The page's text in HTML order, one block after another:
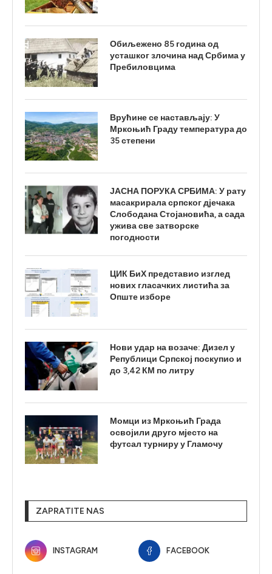
Обиљежено 85 година од
усташког злочина над Србима у
Пребиловцима
Врућине се настављају: У
Мркоњић Граду температура до
35 степени
ЈАСНА ПОРУКА СРБИМА: У рату
масакрирала српског дјечака
Слободана Стојановића, а сада
ужива све затворске
погодности
ЦИК БиХ представио изглед
нових гласачких листића за
Опште изборе
Нови удар на возаче: Дизел у
Републици Српској поскупио и
до 3,42 КМ по литру
Момци из Мркоњић Града
освојили друго мјесто на
футсал турниру у Гламочу
ZAPRATITE NAS
INSTAGRAM FACEBOOK